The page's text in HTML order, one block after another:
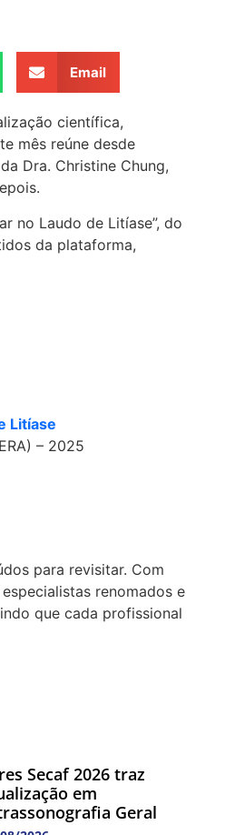
Email
científica,
mês reúne desde
Dra. Christine Chung,
no Laudo de Litíase”, do
da plataforma,
Litíase
– 2025
para revisitar. Com
renomados e
que cada profissional
Secaf 2026 traz
em
Geral